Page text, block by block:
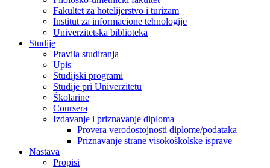
Fakultet za hotelijerstvo i turizam
Institut za informacione tehnologije
Univerzitetska biblioteka
Studije
Pravila studiranja
Upis
Studijski programi
Studije pri Univerzitetu
Školarine
Coursera
Izdavanje i priznavanje diploma
Provera verodostojnosti diplome/podataka
Priznavanje strane visokoškolske isprave
Nastava
Propisi